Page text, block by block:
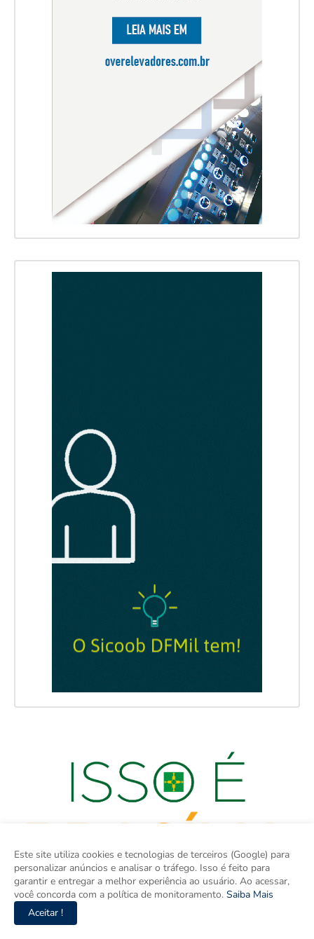
Este site utiliza cookies e tecnologias de terceiros (Google) para
personalizar anúncios e analisar o tráfego. Isso é feito para
garantir e entregar a melhor experiência ao usuário. Ao acessar,
você concorda com a política de monitoramento. Saiba Mais
Aceitar !